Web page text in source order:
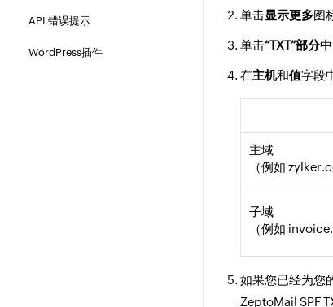
API 错误提示
WordPress插件
单击显示更多图
单击“TXT”部分
在主机和值字段
主域
（例如
子域
（例如
如果您已经为您
ZeptoMail SPF